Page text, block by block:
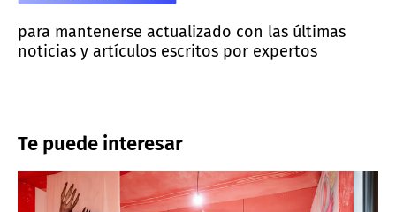
para mantenerse actualizado con las últimas
noticias y artículos escritos por expertos
Te puede interesar